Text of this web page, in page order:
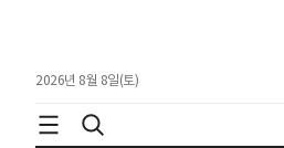
2026년 8월 8일(토)